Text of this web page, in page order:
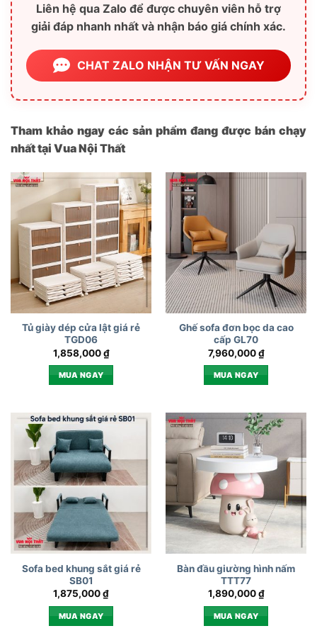
Liên hệ qua Zalo để được chuyên viên hỗ trợ
giải đáp nhanh nhất và nhận báo giá chính xác.
CHAT ZALO NHẬN TƯ VẤN NGAY
Tham khảo ngay các sản phẩm đang được bán chạy
nhất tại Vua Nội Thất
Tủ giày dép cửa lật giá rẻ
TGD06
1,858,000₫
MUA NGAY
Ghế sofa đơn bọc da cao
cấp GL70
7,960,000₫
MUA NGAY
Sofa bed khung sắt giá rẻ
SB01
1,875,000₫
MUA NGAY
Bàn đầu giường hình nấm
TTT77
1,890,000₫
MUA NGAY